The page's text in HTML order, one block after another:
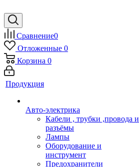
Сравнение0
Отложенные 0
Корзина 0
Продукция
Авто-электрика
Кабели , трубки ,провода и
разъёмы
Лампы
Оборудование и
инструмент
Предохранители